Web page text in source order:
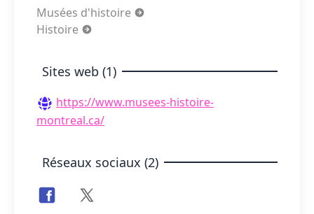
Musées d'histoire
Histoire
Sites web (1)
https://www.musees-histoire-
montreal.ca/
Réseaux sociaux (2)